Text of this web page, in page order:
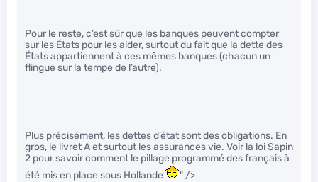
Pour le reste, c’est sûr que les banques peuvent compter
sur les États pour les aider, surtout du fait que la dette des
États appartiennent à ces mêmes banques (chacun un
flingue sur la tempe de l’autre).
Plus précisément, les dettes d’état sont des obligations. En
gros, le livret A et surtout les assurances vie. Voir la loi Sapin
2 pour savoir comment le pillage programmé des français à
été mis en place sous Hollande
" />